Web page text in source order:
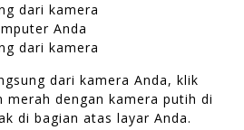
dari kamera
Anda
dari kamera
dari kamera Anda, klik
merah dengan kamera putih di
di bagian atas layar Anda.